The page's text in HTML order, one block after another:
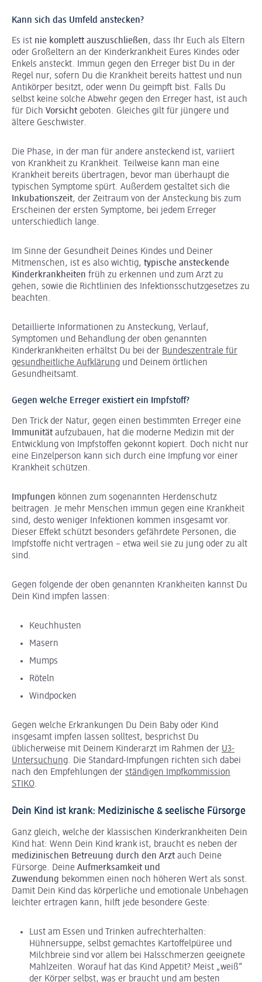
Kann sich das Umfeld anstecken?
Es ist nie komplett auszuschließen, dass Ihr Euch als Eltern
oder Großeltern an der Kinderkrankheit Eures Kindes oder
Enkels ansteckt. Immun gegen den Erreger bist Du in der
Regel nur, sofern Du die Krankheit bereits hattest und nun
Antikörper besitzt, oder wenn Du geimpft bist. Falls Du
selbst keine solche Abwehr gegen den Erreger hast, ist auch
für Dich Vorsicht geboten. Gleiches gilt für jüngere und
ältere Geschwister.
Die Phase, in der man für andere ansteckend ist, variiert
von Krankheit zu Krankheit. Teilweise kann man eine
Krankheit bereits übertragen, bevor man überhaupt die
typischen Symptome spürt. Außerdem gestaltet sich die
Inkubationszeit, der Zeitraum von der Ansteckung bis zum
Erscheinen der ersten Symptome, bei jedem Erreger
unterschiedlich lange.
Im Sinne der Gesundheit Deines Kindes und Deiner
Mitmenschen, ist es also wichtig, typische ansteckende
Kinderkrankheiten früh zu erkennen und zum Arzt zu
gehen, sowie die Richtlinien des Infektionsschutzgesetzes zu
beachten.
Detaillierte Informationen zu Ansteckung, Verlauf,
Symptomen und Behandlung der oben genannten
Kinderkrankheiten erhältst Du bei der Bundeszentrale für
gesundheitliche Aufklärung und Deinem örtlichen
Gesundheitsamt.
Gegen welche Erreger existiert ein Impfstoff?
Den Trick der Natur, gegen einen bestimmten Erreger eine
Immunität aufzubauen, hat die moderne Medizin mit der
Entwicklung von Impfstoffen gekonnt kopiert. Doch nicht nur
eine Einzelperson kann sich durch eine Impfung vor einer
Krankheit schützen.
Impfungen können zum sogenannten Herdenschutz
beitragen. Je mehr Menschen immun gegen eine Krankheit
sind, desto weniger Infektionen kommen insgesamt vor.
Dieser Effekt schützt besonders gefährdete Personen, die
Impfstoffe nicht vertragen – etwa weil sie zu jung oder zu alt
sind.
Gegen folgende der oben genannten Krankheiten kannst Du
Dein Kind impfen lassen:
Keuchhusten
Masern
Mumps
Röteln
Windpocken
Gegen welche Erkrankungen Du Dein Baby oder Kind
insgesamt impfen lassen solltest, besprichst Du
üblicherweise mit Deinem Kinderarzt im Rahmen der U3-
Untersuchung. Die Standard-Impfungen richten sich dabei
nach den Empfehlungen der ständigen Impfkommission
STIKO.
Dein Kind ist krank: Medizinische & seelische Fürsorge
Ganz gleich, welche der klassischen Kinderkrankheiten Dein
Kind hat: Wenn Dein Kind krank ist, braucht es neben der
medizinischen Betreuung durch den Arzt auch Deine
Fürsorge. Deine Aufmerksamkeit und
Zuwendung bekommen einen noch höheren Wert als sonst.
Damit Dein Kind das körperliche und emotionale Unbehagen
leichter ertragen kann, hilft jede besondere Geste:
Lust am Essen und Trinken aufrechterhalten:
Hühnersuppe, selbst gemachtes Kartoffelpüree und
Milchbreie sind vor allem bei Halsschmerzen geeignete
Mahlzeiten. Worauf hat das Kind Appetit? Meist „weiß“
der Körper selbst, was er braucht und am besten